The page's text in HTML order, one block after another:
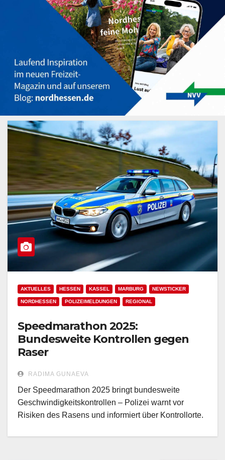
AKTUELLES HESSEN KASSEL MARBURG NEWSTICKER
NORDHESSEN POLIZEIMELDUNGEN REGIONAL
Speedmarathon 2025:
Bundesweite Kontrollen gegen
Raser
RADIMA GUNAEVA
Der Speedmarathon 2025 bringt bundesweite
Geschwindigkeitskontrollen – Polizei warnt vor
Risiken des Rasens und informiert über Kontrollorte.